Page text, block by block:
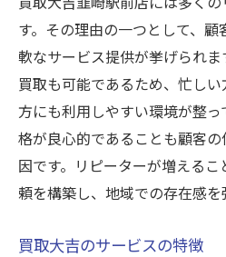
す。その理由の一つとして、
軟なサービス提供が挙げられ
買取も可能であるため、忙し
方にも利用しやすい環境が整
格が良心的であることも顧客
因です。リピーターが増える
頼を構築し、地域での存在感を
買取大吉のサービスの特徴